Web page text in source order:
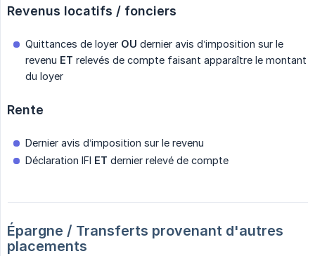
Revenus locatifs / fonciers
Quittances de loyer OU dernier avis d’imposition sur le
revenu ET relevés de compte faisant apparaître le montant
du loyer
Rente
Dernier avis d’imposition sur le revenu
Déclaration IFI ET dernier relevé de compte
Épargne / Transferts provenant d'autres
placements